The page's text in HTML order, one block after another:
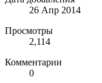
26 Апр 2014
Просмотры
2,114
Комментарии
0